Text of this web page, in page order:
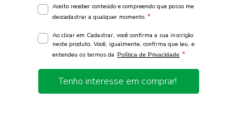
Aceito receber conteúdo e compreendo que posso me
descadastrar a qualquer momento. *
Ao clicar em Cadastrar, você confirma a sua inscrição
neste produto. Você, igualmente, confirma que leu, e
entendeu os termos da Política de Privacidade *
Tenho interesse em comprar!